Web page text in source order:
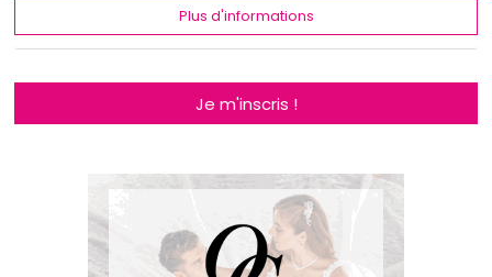
Plus d'informations
Je m'inscris !